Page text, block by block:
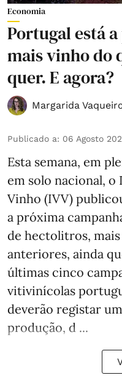
Economia
Portugal está
mais vinho do
quer. E agora?
Margarida
Publicado a: 06 Agosto
Esta semana, em
em solo nacional,
Vinho (IVV)
a próxima
de hectolitros, mais
anteriores, ainda
últimas cinco
vitivinícolas
deverão registar
produção, d ...